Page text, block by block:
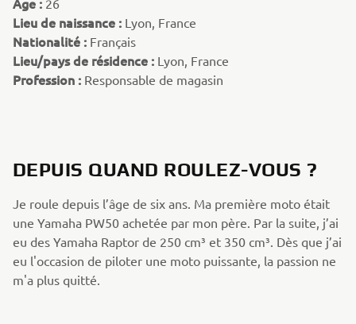
Lieu de naissance : Lyon, France
Nationalité : Français
Lieu/pays de résidence : Lyon, France
Profession : Responsable de magasin
DEPUIS QUAND ROULEZ-VOUS ?
Je roule depuis l’âge de six ans. Ma première moto était
une Yamaha PW50 achetée par mon père. Par la suite, j’ai
eu des Yamaha Raptor de 250 cm³ et 350 cm³. Dès que j’ai
eu l'occasion de piloter une moto puissante, la passion ne
m'a plus quitté.